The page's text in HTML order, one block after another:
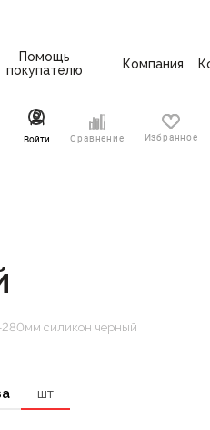
Помощь
покупателю
Компания
Войти Сравнение Избранное
силикон черный
шт